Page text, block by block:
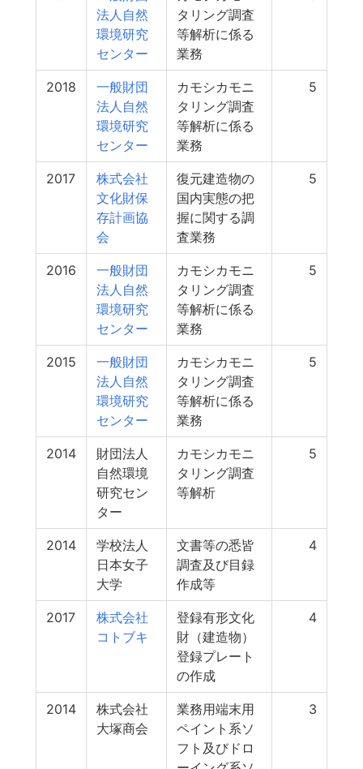
法人自然
環境研究
センター
タリング調査
等解析に係る
業務
2018
一般財団
法人自然
環境研究
センター
カモシカモニ
タリング調査
等解析に係る
業務
5
2017
株式会社
文化財保
存計画協
会
復元建造物の
国内実態の把
握に関する調
査業務
5
2016
一般財団
法人自然
環境研究
センター
カモシカモニ
タリング調査
等解析に係る
業務
5
2015
一般財団
法人自然
環境研究
センター
カモシカモニ
タリング調査
等解析に係る
業務
5
2014
財団法人
自然環境
研究セン
ター
カモシカモニ
タリング調査
等解析
5
2014
学校法人
日本女子
大学
文書等の悉皆
調査及び目録
作成等
4
2017
株式会社
コトブキ
登録有形文化
財（建造物）
登録プレート
の作成
4
2014
株式会社
大塚商会
業務用端末用
ペイント系ソ
フト及びドロ
3